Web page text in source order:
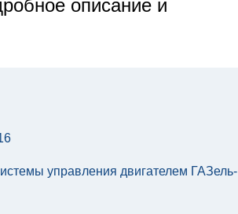
описание и
управления двигателем ГАЗель-